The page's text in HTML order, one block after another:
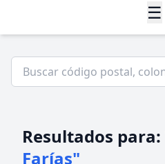
☰
Resultados para:
Farías"